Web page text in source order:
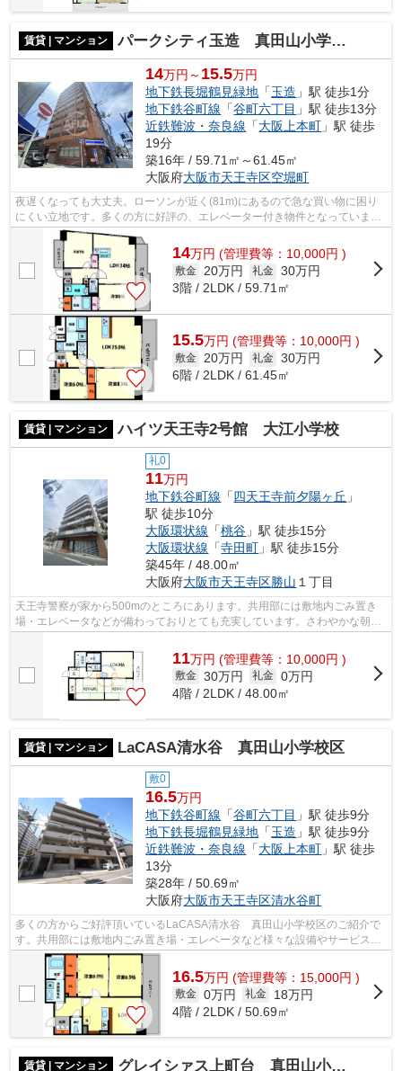
賃貸 | マンション パークシティ玉造 真田山小学校区
14万円～ 15.5万円
地下鉄長堀鶴見緑地 「玉造 」駅 徒歩1分
地下鉄谷町線 「谷町六丁目 」駅 徒歩13分
近鉄難波・奈良線 「大阪上本町 」駅 徒歩
19分
築16年 / 59.71㎡～61.45㎡
大阪府大阪市天王寺区空堀町
夜遅くなっても大丈夫。ローソンが近く(81m)にあるので急な買い物に困り
にくい立地です。多くの方に好評の、エレベーター付き物件となっていま
す。電車のトラブルなどがあっても2駅利...
14万円 (管理費等：10,000円 )
敷金 20万円 礼金 30万円
3階 / 2LDK / 59.71㎡
15.5万円 (管理費等：10,000円 )
敷金 20万円 礼金 30万円
6階 / 2LDK / 61.45㎡
賃貸 | マンション ハイツ天王寺2号館 大江小学校
礼0
11万円
地下鉄谷町線 「四天王寺前夕陽ヶ丘 」
駅 徒歩10分
大阪環状線 「桃谷 」駅 徒歩15分
大阪環状線 「寺田町 」駅 徒歩15分
築45年 / 48.00㎡
大阪府大阪市天王寺区勝山 １丁目
天王寺警察が家から500mのところにあります。共用部には敷地内ごみ置き
場・エレベータなどが備わっておりとても充実しています。さわやかな朝を
11万円 (管理費等：10,000円 )
敷金 30万円 礼金 0万円
4階 / 2LDK / 48.00㎡
賃貸 | マンション LaCASA清水谷 真田山小学校区
敷0
16.5万円
地下鉄谷町線 「谷町六丁目 」駅 徒歩9分
地下鉄長堀鶴見緑地 「玉造 」駅 徒歩9分
近鉄難波・奈良線 「大阪上本町 」駅 徒歩
13分
築28年 / 50.69㎡
大阪府大阪市天王寺区清水谷町
多くの方からご好評頂いているLaCASA清水谷 真田山小学校区のご紹介で
す。共用部には敷地内ごみ置き場・エレベータなど様々な設備やサービスが
揃っているので便利です。朝に慌てるこ...
16.5万円 (管理費等：15,000円 )
敷金 0万円 礼金
18万円
4階 / 2LDK / 50.69㎡
賃貸 | マンション グレイシァス上町台 真田山小学校区